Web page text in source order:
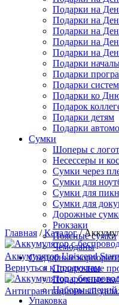
Подарки на
Подарки на
Подарки на
Подарки на
Подарки на
Подарки
Подарки
Подарки
Подарки ко
Подарок
Подарки детям
Подарки
Сумки
Шоперы с
Несессеры и
Сумки через
Сумки для
Сумки для
Сумки для
Дорожные
Рюкзаки
Поясные сумки
Чемоданы
Съедобные
Подарочные
Подарочные
Наборы специй
Упаковка
Нажмите, чтобы увеличить
Главная /Каталог/
Аккумулятор Uniscend
Вернуться к продуктам
Антигравитационный